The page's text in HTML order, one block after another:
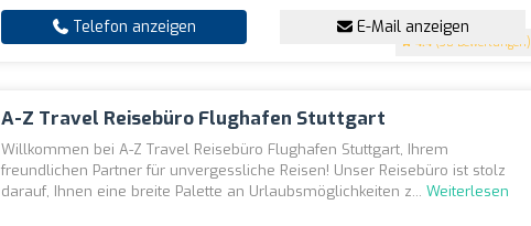
4.4 (38 Bewertungen)
Telefon anzeigen E-Mail anzeigen
A-Z Travel Reisebüro Flughafen Stuttgart
Willkommen bei A-Z Travel Reisebüro Flughafen Stuttgart, Ihrem
freundlichen Partner für unvergessliche Reisen! Unser Reisebüro ist stolz
darauf, Ihnen eine breite Palette an Urlaubsmöglichkeiten z...Weiterlesen